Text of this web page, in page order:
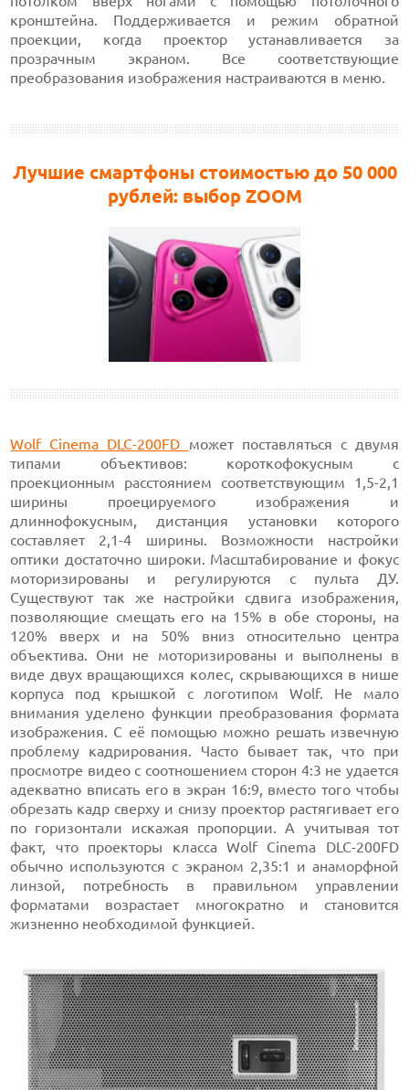
кронштейна. Поддерживается и режим обратной
проекции, когда проектор устанавливается за
прозрачным экраном. Все соответствующие
преобразования изображения настраиваются в меню.
Лучшие смартфоны стоимостью до 50 000
рублей: выбор ZOOM
Wolf Cinema DLC-200FD может поставляться с двумя
типами объективов: короткофокусным с
проекционным расстоянием соответствующим 1,5-2,1
ширины проецируемого изображения и
длиннофокусным, дистанция установки которого
составляет 2,1-4 ширины. Возможности настройки
оптики достаточно широки. Масштабирование и фокус
моторизированы и регулируются с пульта ДУ.
Существуют так же настройки сдвига изображения,
позволяющие смещать его на 15% в обе стороны, на
120% вверх и на 50% вниз относительно центра
объектива. Они не моторизированы и выполнены в
виде двух вращающихся колес, скрывающихся в нише
корпуса под крышкой с логотипом Wolf. Не мало
внимания уделено функции преобразования формата
изображения. С её помощью можно решать извечную
проблему кадрирования. Часто бывает так, что при
просмотре видео с соотношением сторон 4:3 не удается
адекватно вписать его в экран 16:9, вместо того чтобы
обрезать кадр сверху и снизу проектор растягивает его
по горизонтали искажая пропорции. А учитывая тот
факт, что проекторы класса Wolf Cinema DLC-200FD
обычно используются с экраном 2,35:1 и анаморфной
линзой, потребность в правильном управлении
форматами возрастает многократно и становится
жизненно необходимой функцией.